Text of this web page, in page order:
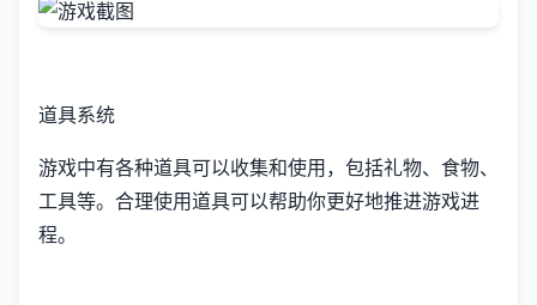
道具系统
游戏中有各种道具可以收集和使用，包括礼物、食物、
工具等。合理使用道具可以帮助你更好地推进游戏进
程。